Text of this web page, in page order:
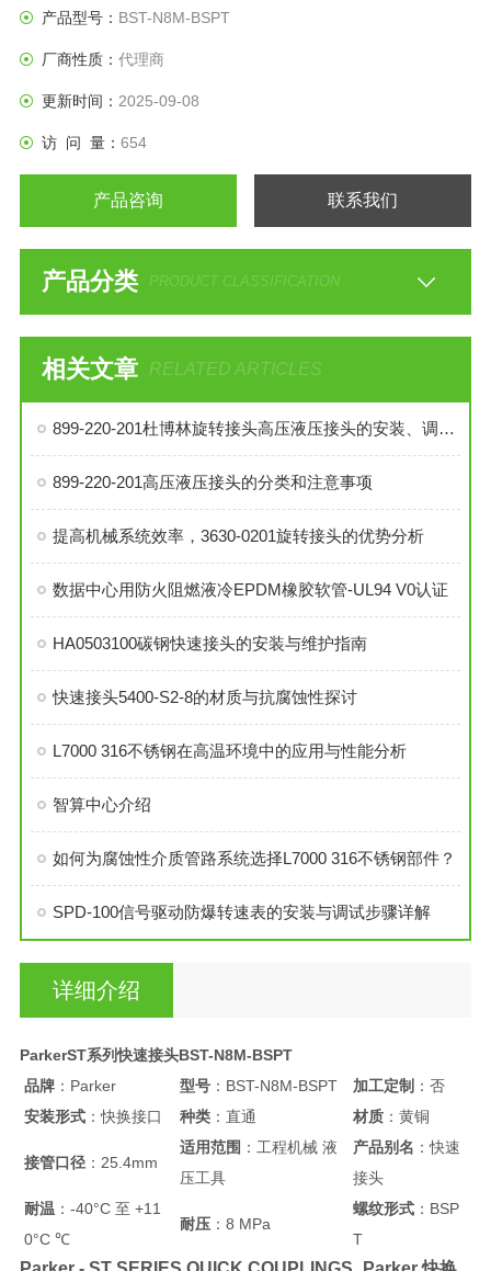
产品型号： BST-N8M-BSPT
厂商性质： 代理商
更新时间： 2025-09-08
访 问 量： 654
产品咨询 联系我们
产品分类 PRODUCT CLASSIFICATION
相关文章 RELATED ARTICLES
899-220-201杜博林旋转接头高压液压接头的安装、调试与维护技巧
899-220-201高压液压接头的分类和注意事项
提高机械系统效率，3630-0201旋转接头的优势分析
数据中心用防火阻燃液冷EPDM橡胶软管-UL94 V0认证
HA0503100碳钢快速接头的安装与维护指南
快速接头5400-S2-8的材质与抗腐蚀性探讨
L7000 316不锈钢在高温环境中的应用与性能分析
智算中心介绍
如何为腐蚀性介质管路系统选择L7000 316不锈钢部件？
SPD-100信号驱动防爆转速表的安装与调试步骤详解
详细介绍
ParkerST系列快速接头BST-N8M-BSPT
品牌：Parker 型号：BST-N8M-BSPT 加工定制：否
安装形式：快换接口 种类：直通 材质：黄铜
接管口径：25.4mm
适用范围 ：工程机械 液
压工具
产品别名 ：快速
接头
耐温 ：-40°C 至 +11
0°C ℃
耐压：8 MPa
螺纹形式：BSP
T